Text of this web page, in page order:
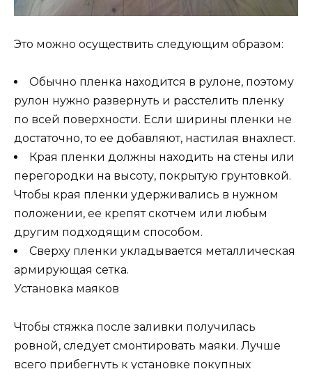
Это можно осуществить следующим образом:
Обычно пленка находится в рулоне, поэтому
рулон нужно развернуть и расстелить пленку
по всей поверхности. Если ширины пленки не
достаточно, то ее добавляют, настилая внахлест.
Края пленки должны находить на стены или
перегородки на высоту, покрытую грунтовкой.
Чтобы края пленки удерживались в нужном
положении, ее крепят скотчем или любым
другим подходящим способом.
Сверху пленки укладывается металлическая
армирующая сетка.
Установка маяков
Чтобы стяжка после заливки получилась
ровной, следует смонтировать маяки. Лучше
всего прибегнуть к установке покупных